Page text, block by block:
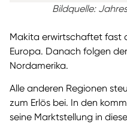
Bildquelle:
Makita erwirtschaftet fast
Europa. Danach folgen
Nordamerika.
Alle anderen Regionen
zum Erlös bei. In den
seine Marktstellung in